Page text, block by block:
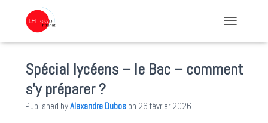
Spécial lycéens – le Bac – comment
s’y préparer ?
Published byAlexandre Dubos on 26 février 2026